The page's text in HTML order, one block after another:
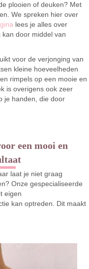
plooien of deuken? Met
We spreken hier over
lees je alles over
door middel van
voor de verjonging van
kleine hoeveelheden
rimpels op een mooie en
is overigens ook zeer
je handen, die door
een mooi en
laat je niet graag
Onze gespecialiseerde
eigen
kan optreden. Dit maakt